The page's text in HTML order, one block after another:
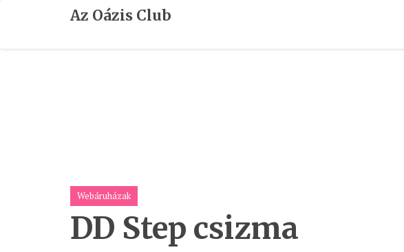
Az Oázis Club
Webáruházak
DD Step csizma